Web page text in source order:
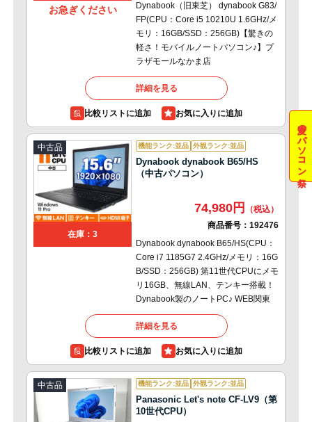
お急ぎください
Dynabook（旧東芝） dynabook G83/
FP(CPU：Core i5 10210U 1.6GHz/メ
モリ：16GB/SSD：256GB)【驚きの
軽さ！モバイルノートパソコン♪】プ
ラザモールなかま店
詳細を見る
比較リストに追加
中古品
在庫：3
機能ランク:並品 外観ランク:並品
Dynabook dynabook B65/HS
（中古パソコン）
74,980円
商品番号： 192476
Dynabook dynabook B65/HS(CPU：
Core i7 1185G7 2.4GHz/メモリ：16G
B/SSD：256GB) 第11世代CPUにメモ
リ16GB、無線LAN、テンキー搭載！
Dynabook製のノートPC♪ WEB関東
詳細を見る
比較リストに追加
中古品 機能ランク:並品 外観ランク:並品
Panasonic Let's note CF-LV9（第
10世代CPU）
夏のパソコン祭